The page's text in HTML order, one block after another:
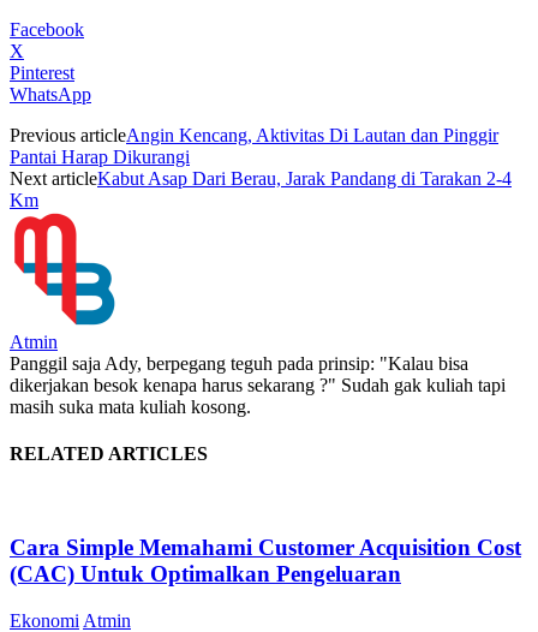
Facebook
X
Pinterest
WhatsApp
Previous articleAngin Kencang, Aktivitas Di Lautan dan Pinggir
Pantai Harap Dikurangi
Next articleKabut Asap Dari Berau, Jarak Pandang di Tarakan 2-4
Km
Atmin
Panggil saja Ady, berpegang teguh pada prinsip: "Kalau bisa
dikerjakan besok kenapa harus sekarang ?" Sudah gak kuliah tapi
masih suka mata kuliah kosong.
RELATED ARTICLES
Cara Simple Memahami Customer Acquisition Cost
(CAC) Untuk Optimalkan Pengeluaran
Ekonomi Atmin